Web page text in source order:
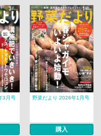
3月号 野菜だより 2026年1月号
購入